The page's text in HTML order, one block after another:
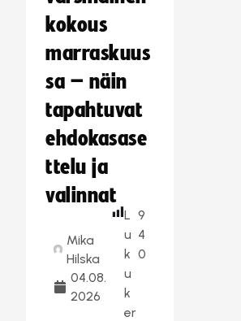
kokous
marraskuus
sa – näin
tapahtuvat
ehdokasase
ttelu ja
valinnat
Mika
Hilska
04.08.
2026
L
u
k
u
k
er
9
4
0